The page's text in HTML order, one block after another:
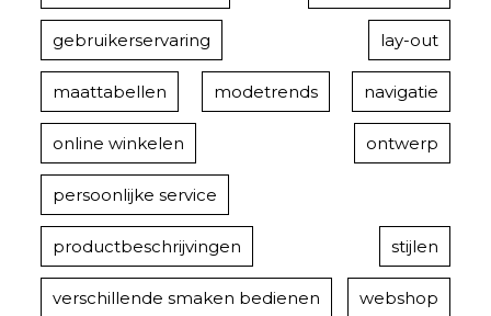
gebruikerservaring lay-out
maattabellen modetrends navigatie
online winkelen ontwerp
persoonlijke service
productbeschrijvingen stijlen
verschillende smaken bedienen webshop